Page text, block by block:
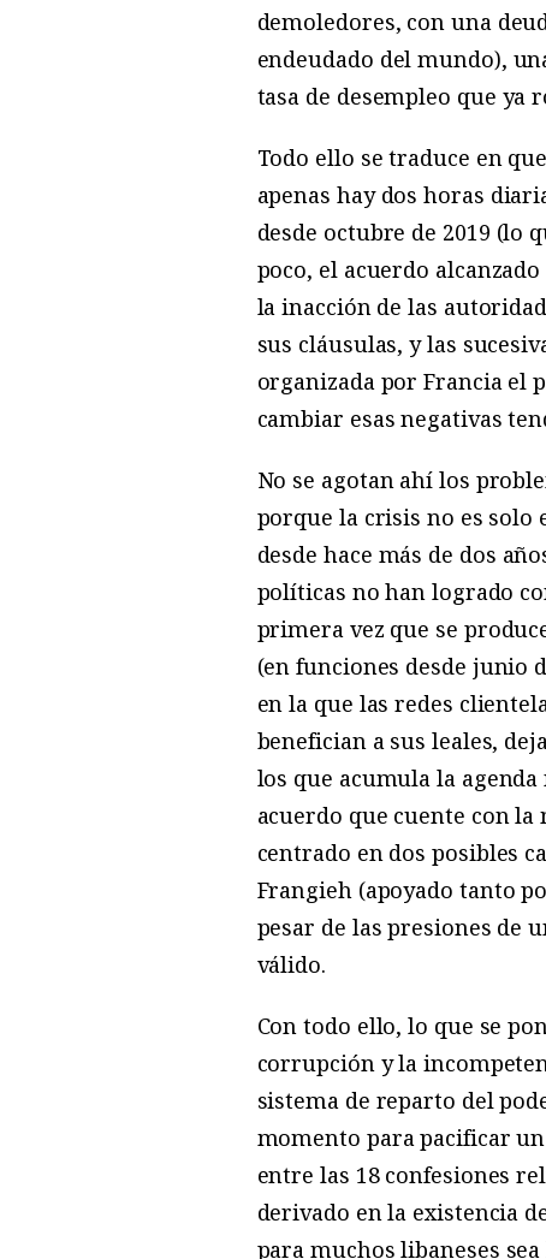
demoledores, con una
endeudado del mundo),
tasa de desempleo que ya
Todo ello se traduce en
apenas hay dos horas
desde octubre de 2019 (lo
poco, el acuerdo
la inacción de las
sus cláusulas, y las
organizada por Francia el
cambiar esas negativas
No se agotan ahí los
porque la crisis no es solo
desde hace más de dos
políticas no han logrado
primera vez que se
(en funciones desde junio
en la que las redes
benefician a sus leales,
los que acumula la
acuerdo que cuente con
centrado en dos posibles
Frangieh (apoyado tanto
pesar de las presiones de
válido.
Con todo ello, lo que se
corrupción y la
sistema de reparto del
momento para pacificar
entre las 18 confesiones
derivado en la existencia
para muchos libaneses